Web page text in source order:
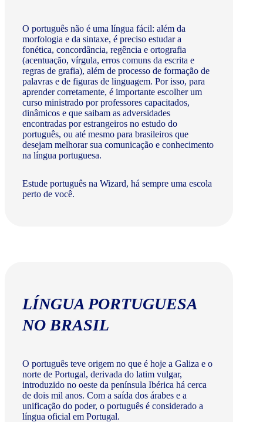
O português não é uma língua fácil: além da
morfologia e da sintaxe, é preciso estudar a
fonética, concordância, regência e ortografia
(acentuação, vírgula, erros comuns da escrita e
regras de grafia), além de processo de formação de
palavras e de figuras de linguagem. Por isso, para
aprender corretamente, é importante escolher um
curso ministrado por professores capacitados,
dinâmicos e que saibam as adversidades
encontradas por estrangeiros no estudo do
português, ou até mesmo para brasileiros que
desejam melhorar sua comunicação e conhecimento
na língua portuguesa.
Estude português na Wizard, há sempre uma escola
perto de você.
LÍNGUA PORTUGUESA
NO BRASIL
O português teve origem no que é hoje a Galiza e o
norte de Portugal, derivada do latim vulgar,
introduzido no oeste da península Ibérica há cerca
de dois mil anos. Com a saída dos árabes e a
unificação do poder, o português é considerado a
língua oficial em Portugal.